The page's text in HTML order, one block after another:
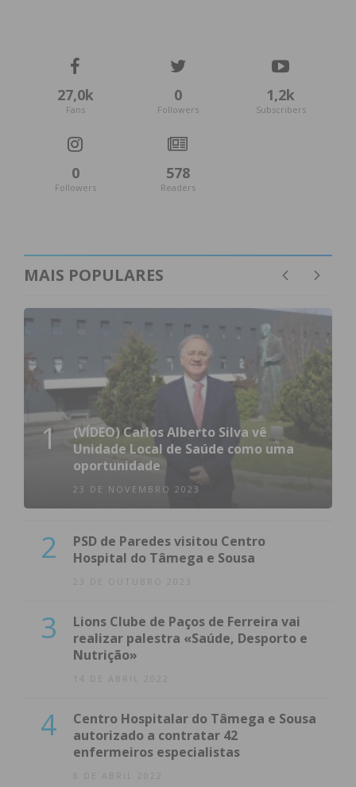
27,0k
Fans
0
Followers
1,2k
Subscribers
0
Followers
578
Readers
MAIS POPULARES
1
(VÍDEO) Carlos Alberto Silva vê
Unidade Local de Saúde como uma
oportunidade
23 DE NOVEMBRO 2023
2
PSD de Paredes visitou Centro
Hospital do Tâmega e Sousa
23 DE OUTUBRO 2023
3
Lions Clube de Paços de Ferreira vai
realizar palestra «Saúde, Desporto e
Nutrição»
14 DE ABRIL 2022
4
Centro Hospitalar do Tâmega e Sousa
autorizado a contratar 42
enfermeiros especialistas
8 DE ABRIL 2022